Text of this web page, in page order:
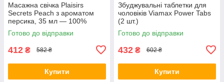
Масажна свічка Plaisirs
Secrets Peach з ароматом
персика, 35 мл — 100%
натуральний рослинний віск,
термо-масло, безпечна
Готово до відправки
412 ₴ 582 ₴
Купити
Збуджувальні таблетки для
чоловіків Viamax Power Tabs
(2 шт.)
Готово до відправки
432 ₴ 602 ₴
Купити